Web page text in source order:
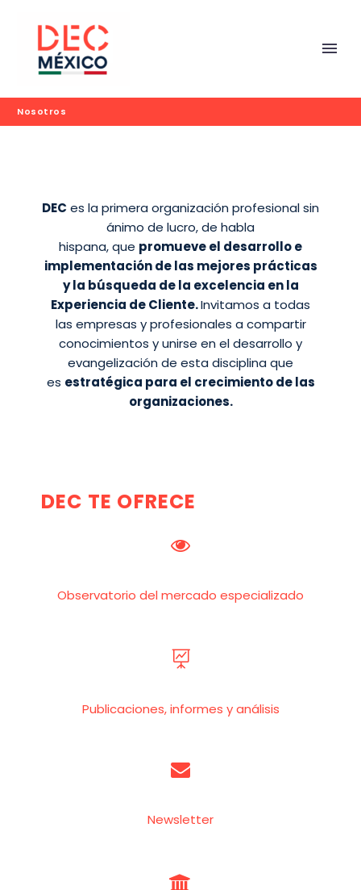
Nosotros
DEC es la primera organización profesional sin
ánimo de lucro, de habla
hispana, que promueve el desarrollo e
implementación de las mejores prácticas
y la búsqueda de la excelencia en la
Experiencia de Cliente.Invitamos a todas
las empresas y profesionales a compartir
conocimientos y unirse en el desarrollo y
evangelización de esta disciplina que
es estratégica para el crecimiento de las
organizaciones.
DEC TE OFRECE


Observatorio del mercado especializado


Publicaciones, informes y análisis


Newsletter

